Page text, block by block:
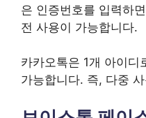
은 인증번호를 입력하
전 사용이 가능합니다.
카카오톡은 1개 아이디
가능합니다. 즉, 다중